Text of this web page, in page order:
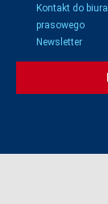
Kontakt do biura
prasowego
Newsletter